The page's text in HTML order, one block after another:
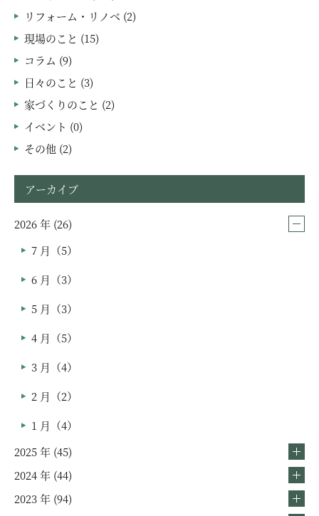
リフォーム・リノベ (2)
現場のこと (15)
コラム (9)
日々のこと (3)
家づくりのこと (2)
イベント (0)
その他 (2)
アーカイブ
2026 年 (26)
7 月（5）
6 月（3）
5 月（3）
4 月（5）
3 月（4）
2 月（2）
1 月（4）
2025 年 (45)
2024 年 (44)
2023 年 (94)